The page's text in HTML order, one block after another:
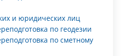
и юридических лиц
по геодезии
по сметному